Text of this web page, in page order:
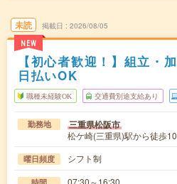
未読
NEW
掲載日 2026/08/05
【初心者歓迎！】組立・
日払いOK
職種未経験OK 交通費別途支給あり
勤務地 三重県松阪市
松ケ崎(三重県)駅から徒歩
曜日頻度 シフト制